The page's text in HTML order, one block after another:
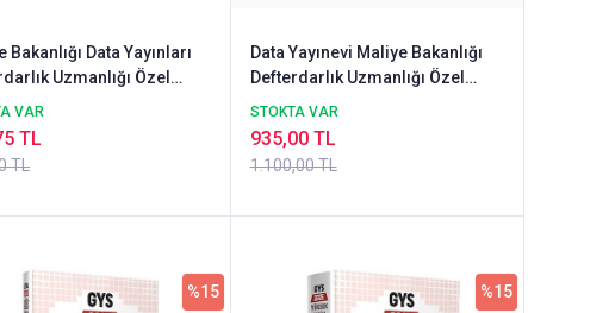
Bakanlığı Data Yayınları
Uzmanlığı Özel
Tamamı Çözümlü Soru
2025
VAR
TL
TL
Data Yayınevi Maliye Bakanlığı
Defterdarlık Uzmanlığı Özel
Sınavı Konu Anlatımlı
STOKTA VAR
1.100,00 TL
935,00 TL
%15 %15